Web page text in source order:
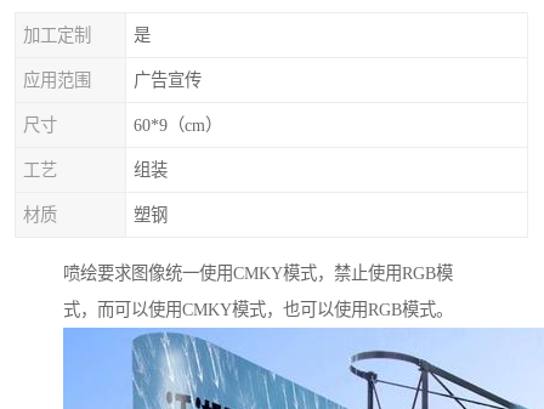
加工定制 是
应用范围 广告宣传
尺寸 60*9（cm）
工艺 组装
材质 塑钢
喷绘要求图像统一使用CMKY模式，禁止使用RGB模
式，而可以使用CMKY模式，也可以使用RGB模式。